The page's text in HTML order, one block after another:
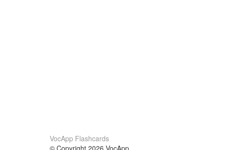
VocApp Flashcards
© Copyright 2026 VocApp